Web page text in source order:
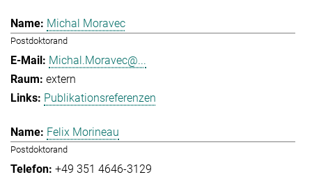
Michal Moravec
Postdoktorand
Michal.Moravec@...
extern
Publikationsreferenzen
Felix Morineau
Postdoktorand
+49 351 4646-3129